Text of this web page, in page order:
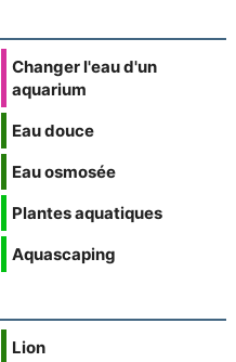
Changer l'eau d'un
aquarium
Eau douce
Eau osmosée
Plantes aquatiques
Aquascaping
Lion